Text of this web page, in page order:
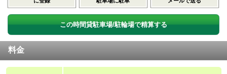
この時間貸駐車場/駐輪場で精算する
料金